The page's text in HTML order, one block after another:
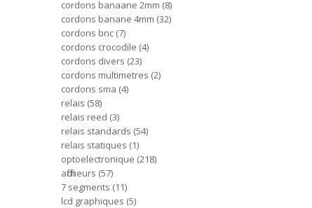
cordons banaane 2mm 8
cordons banane 4mm 32
cordons bnc 7
cordons crocodile 4
cordons divers 23
cordons multimetres 2
cordons sma 4
relais 58
relais reed 3
relais standards 54
relais statiques 1
optoelectronique 218
afficheurs 57
7 segments 11
lcd graphiques 5